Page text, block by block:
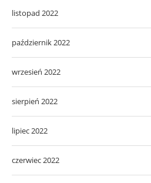
listopad 2022
październik 2022
wrzesień 2022
sierpień 2022
lipiec 2022
czerwiec 2022